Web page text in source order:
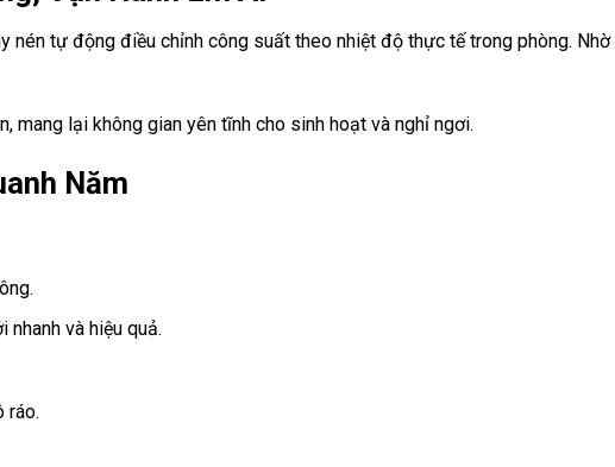
nén tự động điều chỉnh công suất theo nhiệt độ thực tế trong phòng.
mang lại không gian yên tĩnh cho sinh hoạt và nghỉ ngơi.
Năm
và hiệu quả.
ráo.